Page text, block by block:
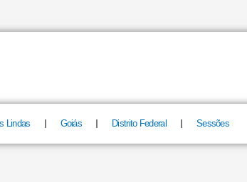
Lindas Goiás Distrito Federal Sessões